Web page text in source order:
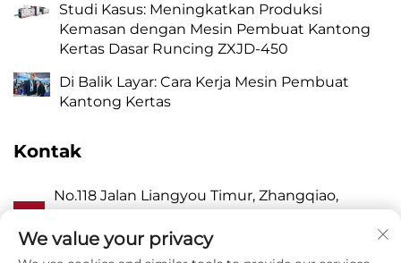
Studi Kasus: Meningkatkan Produksi
Kemasan dengan Mesin Pembuat Kantong
Kertas Dasar Runcing ZXJD-450
Di Balik Layar: Cara Kerja Mesin Pembuat
Kantong Kertas
Kontak
A
No.118 Jalan Liangyou Timur, Zhangqiao,
Kecamatan Wanquan, Pingyang, Kota
Wenzhou, Zhejiang P.R. China 325409
We value your privacy